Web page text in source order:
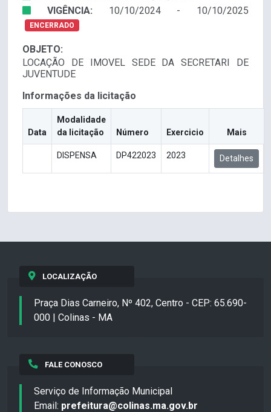
VIGÊNCIA: 10/10/2024 - 10/10/2025
ENCERRADO
OBJETO:
LOCAÇÃO DE IMOVEL SEDE DA SECRETARI DE
JUVENTUDE
Informações da licitação
Data
Modalidade
da licitação
Número Exercicio Mais
DISPENSA DP422023 2023 Detalhes
LOCALIZAÇÃO
Praça Dias Carneiro, Nº 402, Centro - CEP: 65.690-
000 | Colinas - MA
FALE CONOSCO
Serviço de Informação Municipal
Email: prefeitura@colinas.ma.gov.br